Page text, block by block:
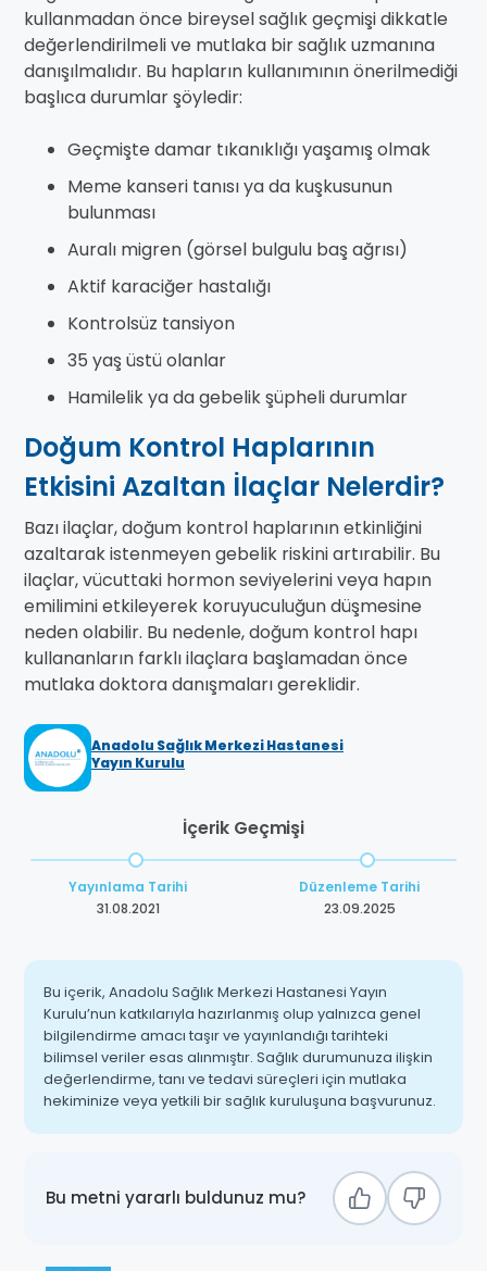
kullanmadan önce bireysel sağlık geçmişi dikkatle
değerlendirilmeli ve mutlaka bir sağlık uzmanına
danışılmalıdır. Bu hapların kullanımının önerilmediği
başlıca durumlar şöyledir:
Geçmişte damar tıkanıklığı yaşamış olmak
Meme kanseri tanısı ya da kuşkusunun
bulunması
Auralı migren (görsel bulgulu baş ağrısı)
Aktif karaciğer hastalığı
Kontrolsüz tansiyon
35 yaş üstü olanlar
Hamilelik ya da gebelik şüpheli durumlar
Doğum Kontrol Haplarının
Etkisini Azaltan İlaçlar Nelerdir?
Bazı ilaçlar, doğum kontrol haplarının etkinliğini
azaltarak istenmeyen gebelik riskini artırabilir. Bu
ilaçlar, vücuttaki hormon seviyelerini veya hapın
emilimini etkileyerek koruyuculuğun düşmesine
neden olabilir. Bu nedenle, doğum kontrol hapı
kullananların farklı ilaçlara başlamadan önce
mutlaka doktora danışmaları gereklidir.
Anadolu Sağlık Merkezi Hastanesi
Yayın Kurulu
İçerik Geçmişi
Yayınlama Tarihi
31.08.2021
Düzenleme Tarihi
23.09.2025
Bu içerik, Anadolu Sağlık Merkezi Hastanesi Yayın
Kurulu’nun katkılarıyla hazırlanmış olup yalnızca genel
bilgilendirme amacı taşır ve yayınlandığı tarihteki
bilimsel veriler esas alınmıştır. Sağlık durumunuza ilişkin
değerlendirme, tanı ve tedavi süreçleri için mutlaka
hekiminize veya yetkili bir sağlık kuruluşuna başvurunuz.
Bu metni yararlı buldunuz mu?